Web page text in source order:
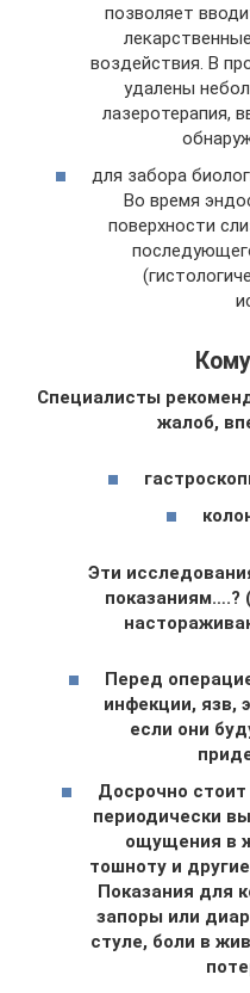
позволяет
воздействия. В
удалены
лазеротерапия,
для забора
Во время
поверхности
Специалисты
жалоб,
Эти
показаниям….?
Перед
инфекции, язв,
если они
Досрочно
периодически
ощущения в
тошноту и
Показания для
запоры или
стуле, боли в